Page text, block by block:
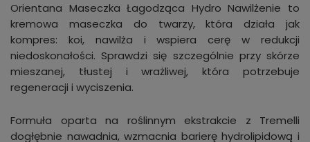
Orientana Maseczka Łagodząca Hydro Nawilżenie to
kremowa maseczka do twarzy, która działa jak
kompres: koi, nawilża i wspiera cerę w redukcji
niedoskonałości. Sprawdzi się szczególnie przy skórze
mieszanej, tłustej i wrażliwej, która potrzebuje
regeneracji i wyciszenia.
Formuła oparta na roślinnym ekstrakcie z Tremelli
dogłębnie nawadnia, wzmacnia barierę hydrolipidową i